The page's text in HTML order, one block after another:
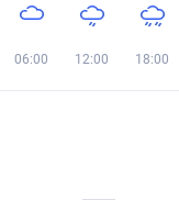
06:00 12:00 18:00